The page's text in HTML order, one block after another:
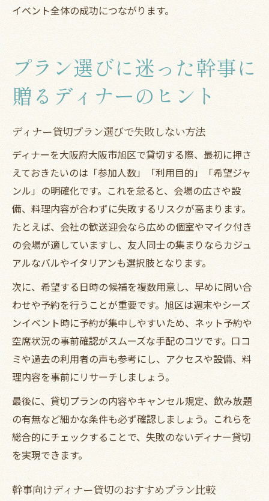
イベント全体の成功につながります。
プラン選びに迷った幹事に
贈るディナーのヒント
ディナー貸切プラン選びで失敗しない方法
ディナーを大阪府大阪市旭区で貸切する際、最初に押さ
えておきたいのは「参加人数」「利用目的」「希望ジャ
ンル」の明確化です。これを怠ると、会場の広さや設
備、料理内容が合わずに失敗するリスクが高まります。
たとえば、会社の歓送迎会なら広めの個室やマイク付き
の会場が適していますし、友人同士の集まりならカジュ
アルなバルやイタリアンも選択肢となります。
次に、希望する日時の候補を複数用意し、早めに問い合
わせや予約を行うことが重要です。旭区は週末やシーズ
ンイベント時に予約が集中しやすいため、ネット予約や
空席状況の事前確認がスムーズな手配のコツです。口コ
ミや過去の利用者の声も参考にし、アクセスや設備、料
理内容を事前にリサーチしましょう。
最後に、貸切プランの内容やキャンセル規定、飲み放題
の有無など細かな条件も必ず確認しましょう。これらを
総合的にチェックすることで、失敗のないディナー貸切
を実現できます。
幹事向けディナー貸切のおすすめプラン比較